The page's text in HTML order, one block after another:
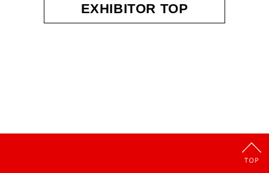
EXHIBITOR TOP